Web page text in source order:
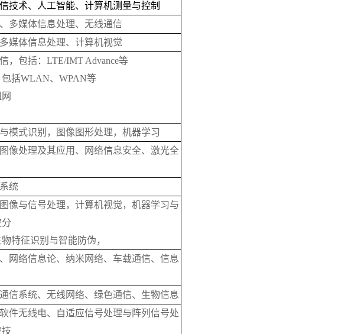
技术、人工智能、计算机测量与控制
多媒体信息处理、无线通信
媒体信息处理、计算机视觉
，包括：LTE/IMT Advance等
括WLAN、WPAN等
模式识别，图像图形处理，机器学习
像处理及其应用、网络信息安全、激光全
统
像与信号处理，计算机视觉，机器学习与
特征识别与智能防伪，
网络信息论、纳米网络、车载通信、信息
信系统、无线网络、绿色通信、生物信息
件无线电、自适应信号处理与阵列信号处